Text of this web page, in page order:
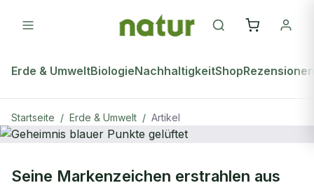
Erde & UmweltBiologieNachhaltigkeitShopRezensionen
Startseite / Erde & Umwelt / Artikel
Seine Markenzeichen erstrahlen aus